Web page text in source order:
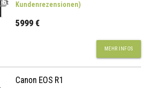
Kundenrezensionen)
5999 €
MEHR INFOS
Canon EOS R1